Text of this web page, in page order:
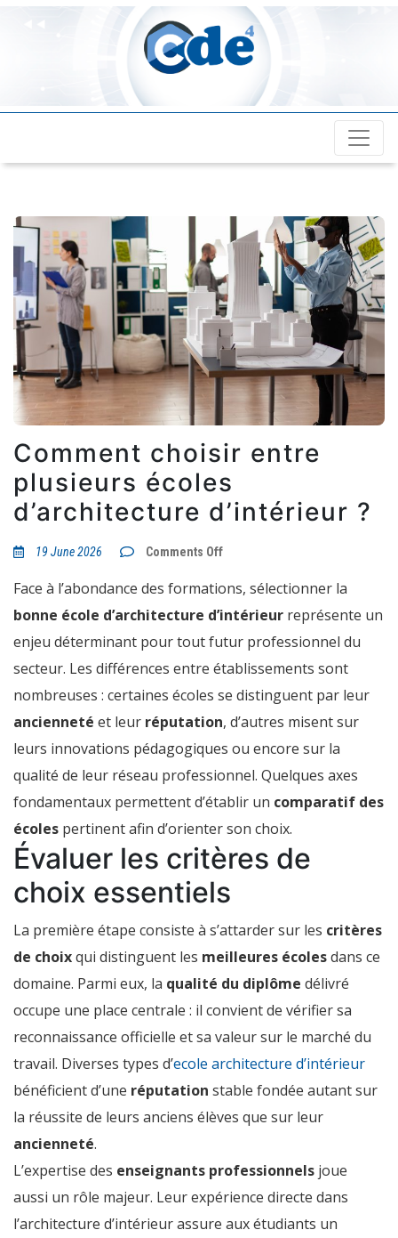
Cde4.com
Comment choisir entre
plusieurs écoles
d’architecture d’intérieur ?
19 June 2026 Comments Offon
entre
écoles
d’intérieur
Face à l’abondance des formations, sélectionner la
bonne école d’architecture d’intérieur représente un
enjeu déterminant pour tout futur professionnel du
secteur. Les différences entre établissements sont
nombreuses : certaines écoles se distinguent par leur
ancienneté et leur réputation, d’autres misent sur
leurs innovations pédagogiques ou encore sur la
qualité de leur réseau professionnel. Quelques axes
fondamentaux permettent d’établir un comparatif des
écoles pertinent afin d’orienter son choix.
Évaluer les critères de
choix essentiels
La première étape consiste à s’attarder sur les critères
de choixqui distinguent les meilleures écolesdans ce
domaine. Parmi eux, la qualité du diplôme délivré
occupe une place centrale : il convient de vérifier sa
reconnaissance officielle et sa valeur sur le marché du
travail. Diverses types d’ecole architecture d’intérieur
bénéficient d’une réputation stable fondée autant sur
la réussite de leurs anciens élèves que sur leur
ancienneté.
L’expertise des enseignants professionnels joue
aussi un rôle majeur. Leur expérience directe dans
l’architecture d’intérieur assure aux étudiants un